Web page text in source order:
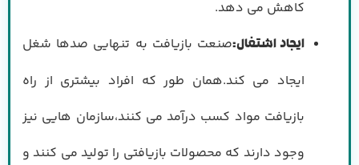
کاهش می دهد.
ایجاد اشتغال:صنعت بازیافت به تنهایی صدها شغل
ایجاد می کند.همان طور که افراد بیشتری از راه
بازیافت مواد کسب درآمد می کنند،سازمان هایی نیز
وجود دارند که محصولات بازیافتی را تولید می کنند و